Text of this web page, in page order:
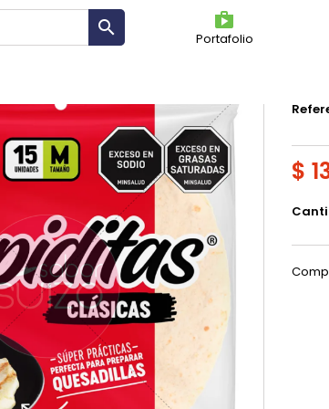

Portafolio
$